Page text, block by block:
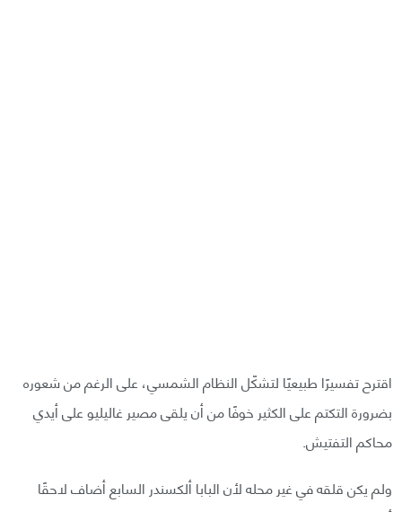
اقترح تفسيرًا طبيعيًا لتشكّل النظام الشمسي، على الرغم من شعوره
بضرورة التكتم على الكثير خوفًا من أن يلقى مصير غاليليو على أيدي
محاكم التفتيش.
ولم يكن قلقه في غير محله لأن البابا ألكسندر السابع أضاف لاحقًا